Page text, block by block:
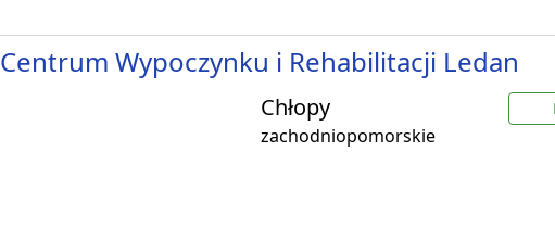
Centrum Wypoczynku i Rehabilitacji Ledan
Chłopy
zachodniopomorskie